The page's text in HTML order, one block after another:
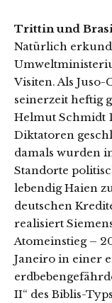
Trittin und
Natürlich
Visiten. Als
seinerzeit heftig
Helmut Schmidt
Diktatoren
damals wurden
Standorte
lebendig Haien
deutschen
realisiert
Atomeinstieg –
Janeiro in einer
II“ des Biblis-